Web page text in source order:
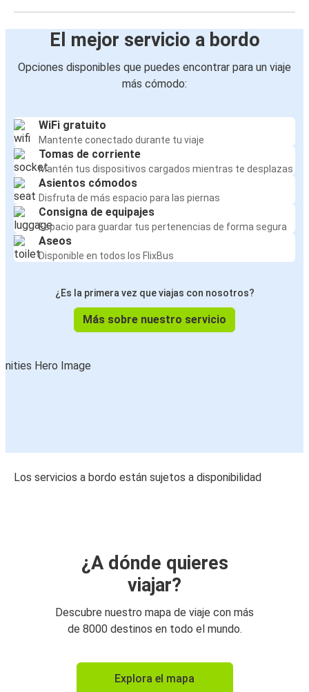
El mejor servicio a bordo
Opciones disponibles que puedes encontrar para un viaje
más cómodo:
WiFi gratuito
Mantente conectado durante tu viaje
Tomas de corriente
Mantén tus dispositivos cargados mientras te desplazas
Asientos cómodos
Disfruta de más espacio para las piernas
Consigna de equipajes
Espacio para guardar tus pertenencias de forma segura
Aseos
Disponible en todos los FlixBus
¿Es la primera vez que viajas con nosotros?
Más sobre nuestro servicio
Los servicios a bordo están sujetos a disponibilidad
¿A dónde quieres
viajar?
Descubre nuestro mapa de viaje con más
de 8000 destinos en todo el mundo.
Explora el mapa